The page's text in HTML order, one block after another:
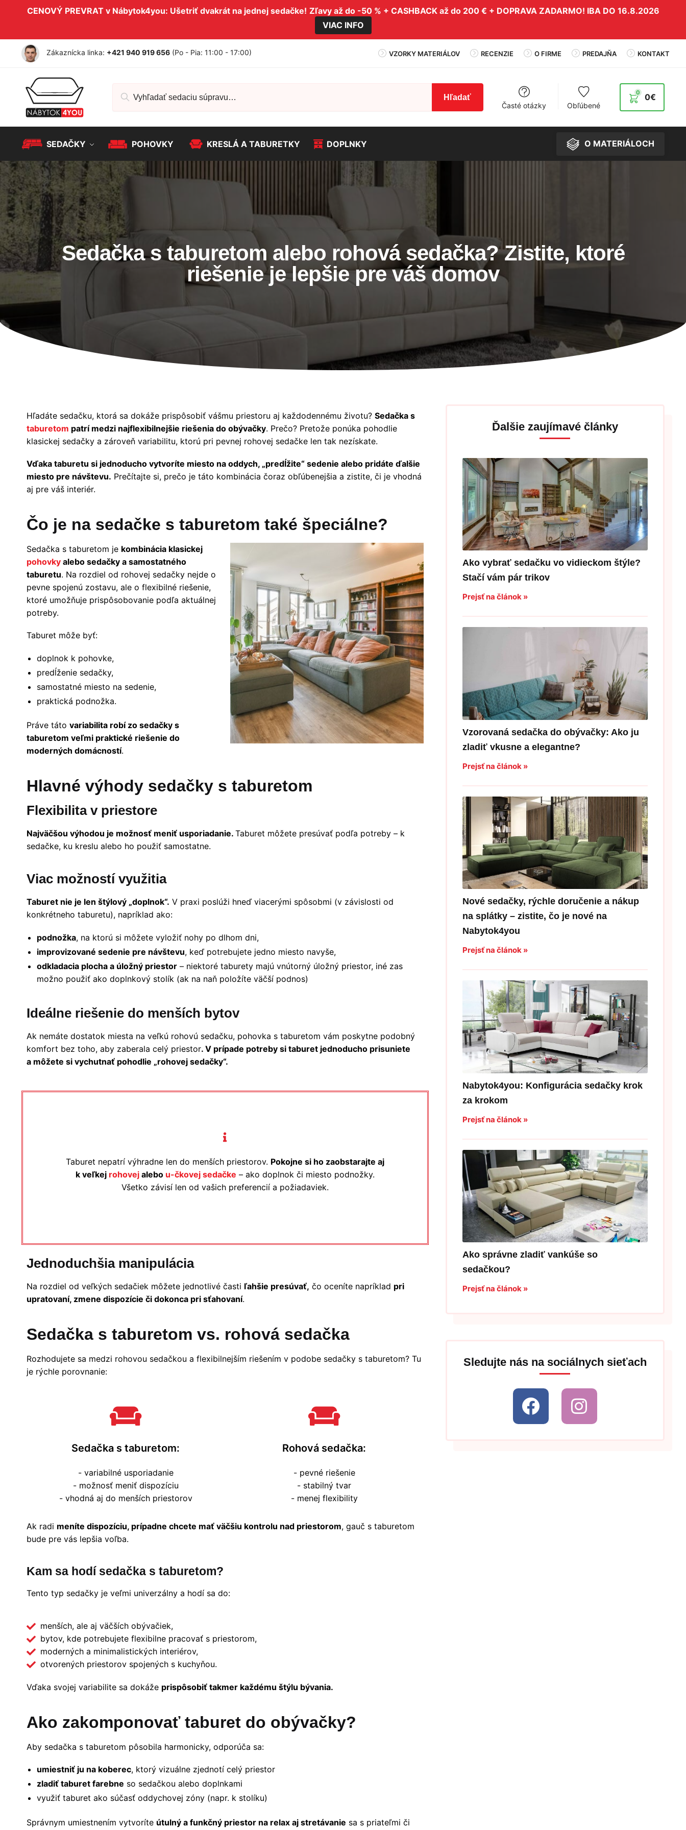
CENOVÝ PREVRAT v Nábytok4you: Ušetriť dvakrát na jednej sedačke! Zľavy až do -50 % + CASHBACK až do 200 € + DOPRAVA ZADARMO! IBA DO 16.8.2026
VIAC INFO
Zákaznícka linka: +421 940 919 656 (Po - Pia: 11:00 - 17:00) VZORKY MATERIÁLOV RECENZIE O FIRME PREDAJŇA KONTAKT
Hľadať
Časté otázky
Obľúbené
0€
0
SEDAČKY POHOVKY KRESLÁ A TABURETKY DOPLNKY O MATERIÁLOCH
Sedačka s taburetom alebo rohová sedačka? Zistite, ktoré
riešenie je lepšie pre váš domov
Hľadáte sedačku, ktorá sa dokáže prispôsobiť vášmu priestoru aj každodennému životu? Sedačka s
taburetom patrí medzi najflexibilnejšie riešenia do obývačky. Prečo? Pretože ponúka pohodlie
klasickej sedačky a zároveň variabilitu, ktorú pri pevnej rohovej sedačke len tak nezískate.
Vďaka taburetu si jednoducho vytvoríte miesto na oddych, „predĺžite“ sedenie alebo pridáte ďalšie
miesto pre návštevu. Prečítajte si, prečo je táto kombinácia čoraz obľúbenejšia a zistite, či je vhodná
aj pre váš interiér.
Čo je na sedačke s taburetom také špeciálne?
Sedačka s taburetom je kombinácia klasickej
pohovkyalebo sedačky a samostatného
taburetu. Na rozdiel od rohovej sedačky nejde o
pevne spojenú zostavu, ale o flexibilné riešenie,
ktoré umožňuje prispôsobovanie podľa aktuálnej
potreby.
Taburet môže byť:
doplnok k pohovke,
predĺženie sedačky,
samostatné miesto na sedenie,
praktická podnožka.
Práve táto variabilita robí zo sedačky s
taburetom veľmi praktické riešenie do
moderných domácností.
Hlavné výhody sedačky s taburetom
Flexibilita v priestore
Najväčšou výhodou je možnosť meniť usporiadanie. Taburet môžete presúvať podľa potreby – k
sedačke, ku kreslu alebo ho použiť samostatne.
Viac možností využitia
Taburet nie je len štýlový „doplnok“. V praxi poslúži hneď viacerými spôsobmi (v závislosti od
konkrétneho taburetu), napríklad ako:
podnožka, na ktorú si môžete vyložiť nohy po dlhom dni,
improvizované sedenie pre návštevu, keď potrebujete jedno miesto navyše,
odkladacia plocha a úložný priestor– niektoré taburety majú vnútorný úložný priestor, iné zas
možno použiť ako doplnkový stolík (ak na naň položíte väčší podnos)
Ideálne riešenie do menších bytov
Ak nemáte dostatok miesta na veľkú rohovú sedačku, pohovka s taburetom vám poskytne podobný
komfort bez toho, aby zaberala celý priestor. V prípade potreby si taburet jednoducho prisuniete
a môžete si vychutnať pohodlie „rohovej sedačky“.
Taburet nepatrí výhradne len do menších priestorov. Pokojne si ho zaobstarajte aj
k veľkej rohovejalebo u-čkovej sedačke – ako doplnok či miesto podnožky.
Všetko závisí len od vašich preferencií a požiadaviek.
Jednoduchšia manipulácia
Na rozdiel od veľkých sedačiek môžete jednotlivé časti ľahšie presúvať, čo oceníte napríklad pri
upratovaní, zmene dispozície či dokonca pri sťahovaní.
Sedačka s taburetom vs. rohová sedačka
Rozhodujete sa medzi rohovou sedačkou a flexibilnejším riešením v podobe sedačky s taburetom? Tu
je rýchle porovnanie:
Sedačka s taburetom:
- variabilné usporiadanie
- možnosť meniť dispozíciu
- vhodná aj do menších priestorov
Rohová sedačka:
- pevné riešenie
- stabilný tvar
- menej flexibility
Ak radi meníte dispozíciu, prípadne chcete mať väčšiu kontrolu nad priestorom, gauč s taburetom
bude pre vás lepšia voľba.
Kam sa hodí sedačka s taburetom?
Tento typ sedačky je veľmi univerzálny a hodí sa do:
menších, ale aj väčších obývačiek,
bytov, kde potrebujete flexibilne pracovať s priestorom,
moderných a minimalistických interiérov,
otvorených priestorov spojených s kuchyňou.
Vďaka svojej variabilite sa dokáže prispôsobiť takmer každému štýlu bývania.
Ako zakomponovať taburet do obývačky?
Aby sedačka s taburetom pôsobila harmonicky, odporúča sa:
umiestniť ju na koberec, ktorý vizuálne zjednotí celý priestor
zladiť taburet farebne so sedačkou alebo doplnkami
využiť taburet ako súčasť oddychovej zóny (napr. k stolíku)
Správnym umiestnením vytvoríte útulný a funkčný priestor na relax aj stretávanie sa s priateľmi či
Ďalšie zaujímavé články
Ako vybrať sedačku vo vidieckom štýle?
Stačí vám pár trikov
Prejsť na článok »
Vzorovaná sedačka do obývačky: Ako ju
zladiť vkusne a elegantne?
Prejsť na článok »
Nové sedačky, rýchle doručenie a nákup
na splátky – zistite, čo je nové na
Nabytok4you
Prejsť na článok »
Nabytok4you: Konfigurácia sedačky krok
za krokom
Prejsť na článok »
Ako správne zladiť vankúše so
sedačkou?
Prejsť na článok »
Sledujte nás na sociálnych sieťach